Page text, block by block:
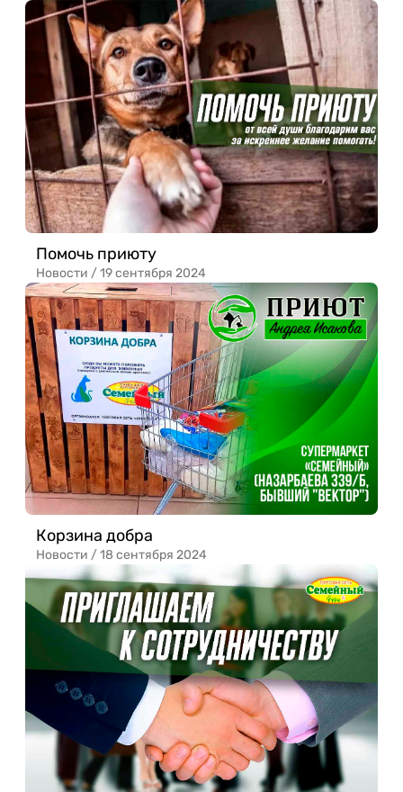
Помочь приюту
Новости /19 сентября 2024
Корзина добра
Новости / 18 сентября 2024